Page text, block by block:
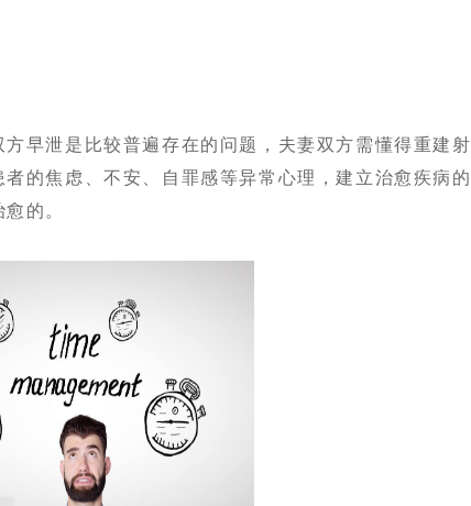
泄是比较普遍存在的问题，夫妻双方需懂得重建射
的焦虑、不安、自罪感等异常心理，建立治愈疾病的
的。